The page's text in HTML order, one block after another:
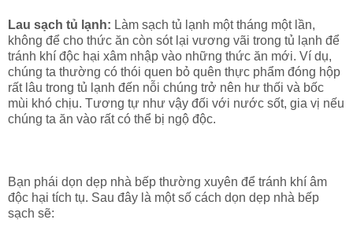
Lau sạch tủ lạnh: Làm sạch tủ lạnh một tháng một lần,
không để cho thức ăn còn sót lại vương vãi trong tủ lạnh để
tránh khí độc hại xâm nhập vào những thức ăn mới. Ví dụ,
chúng ta thường có thói quen bỏ quên thực phẩm đóng hộp
rất lâu trong tủ lạnh đến nỗi chúng trở nên hư thối và bốc
mùi khó chịu. Tương tự như vậy đối với nước sốt, gia vị nếu
chúng ta ăn vào rất có thể bị ngộ độc.
Bạn phái dọn dẹp nhà bếp thường xuyên để tránh khí âm
độc hại tích tụ. Sau đây là một số cách dọn dẹp nhà bếp
sạch sẽ: